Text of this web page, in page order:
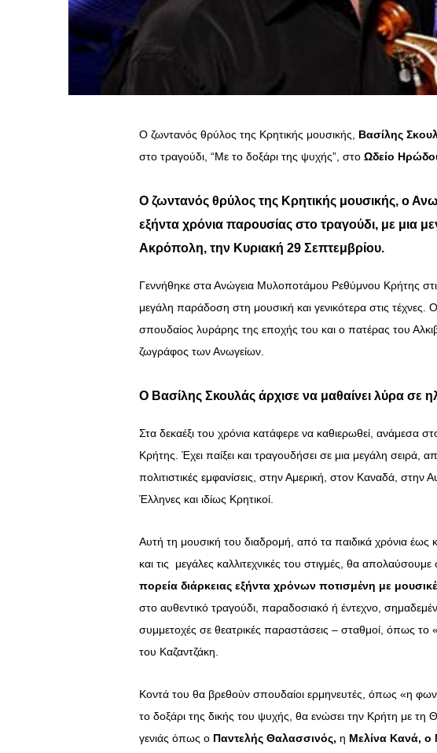
Ο ζωντανός θρύλος της Κρητικής μουσικής, Βασίλης
στο τραγούδι, “Με το δοξάρι της ψυχής”, στο Ωδείο
Ο ζωντανός θρύλος της Κρητικής μουσικής, ο
εξήντα χρόνια παρουσίας στο τραγούδι, με μια
Ακρόπολη, την Κυριακή 29 Σεπτεμβρίου.
Γεννήθηκε στα Ανώγεια Μυλοποτάμου Ρεθύμνου Κρήτης
μεγάλη παράδοση στη μουσική και γενικότερα στις
σπουδαίος λυράρης της εποχής του και ο πατέρας του
ζωγράφος των Ανωγείων.
Ο Βασίλης Σκουλάς άρχισε να μαθαίνει λύρα σε
Στα δεκαέξι του χρόνια κατάφερε να καθιερωθεί, ανάμεσα
Κρήτης. Έχει παίξει και τραγουδήσει σε μια μεγάλη σειρά,
πολιτιστικές εμφανίσεις, στην Αμερική, στον Καναδά,
Έλληνες και ιδίως Κρητικοί.
Αυτή τη μουσική του διαδρομή, από τα παιδικά χρόνια έως
και τις μεγάλες καλλιτεχνικές του στιγμές, θα
πορεία διάρκειας εξήντα χρόνων ποτισμένη με
στο αυθεντικό τραγούδι, παραδοσιακό ή έντεχνο,
συμμετοχές σε θεατρικές παραστάσεις – σταθμοί, όπως
του Καζαντζάκη.
Κοντά του θα βρεθούν σπουδαίοι ερμηνευτές, όπως «η
το δοξάρι της δικής του ψυχής, θα ενώσει την Κρήτη με τη
γενιάς όπως ο Παντελής Θαλασσινός, η Μελίνα Κανά, ο